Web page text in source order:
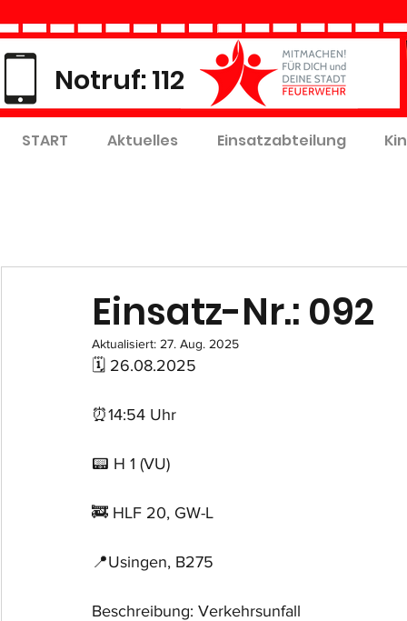
Notruf: 112
START Aktuelles Einsatzabteilung
Einsatz-Nr.: 092
Aktualisiert: 27. Aug. 2025
🗓 26.08.2025
⏰14:54 Uhr
📟 H 1 (VU)
🚒 HLF 20, GW-L
📍Usingen, B275
Beschreibung: Verkehrsunfall